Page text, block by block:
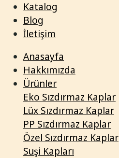
Katalog
Blog
İletişim
Anasayfa
Hakkımızda
Ürünler
Eko Sızdırmaz Kaplar
Lüx Sızdırmaz Kaplar
PP Sızdırmaz Kaplar
Özel Sızdırmaz Kaplar
Suşi Kapları